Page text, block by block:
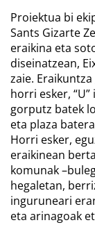
Proiektua bi
Sants Gizarte
eraikina eta
diseinatzean,
zaie.
horri esker,
gorputz batek
eta plaza
Horri esker,
eraikinean
komunak
hegaletan,
inguruneari
eta arinagoak